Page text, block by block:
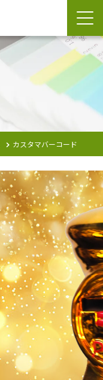
カスタマバーコード